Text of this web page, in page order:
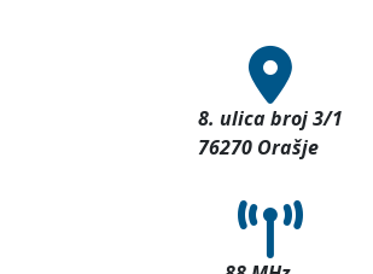
8. ulica broj 3/1
76270 Orašje